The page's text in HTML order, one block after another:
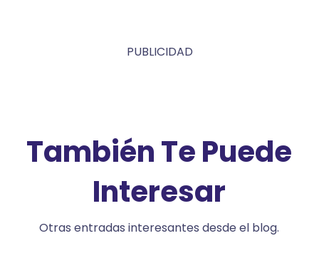
PUBLICIDAD
También Te Puede
Interesar
Otras entradas interesantes desde el blog.